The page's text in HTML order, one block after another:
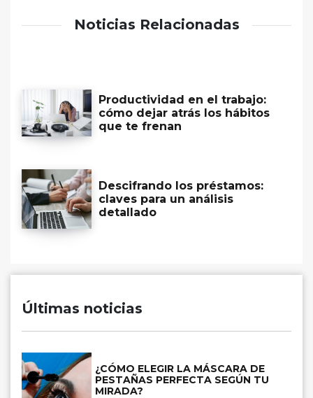
Noticias Relacionadas
Productividad en el trabajo:
cómo dejar atrás los hábitos
que te frenan
Descifrando los préstamos:
claves para un análisis
detallado
Últimas noticias
¿CÓMO ELEGIR LA MÁSCARA DE
PESTAÑAS PERFECTA SEGÚN TU
MIRADA?